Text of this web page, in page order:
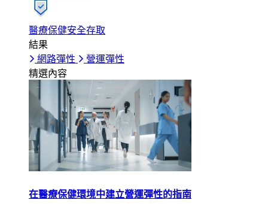
醫療保健安全存取
結果
網路彈性
營運彈性
精選內容
在醫療保健環境中建立營運彈性的指南